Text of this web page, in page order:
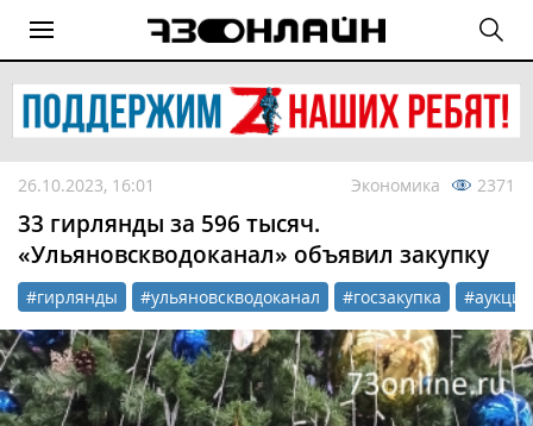
26.10.2023, 16:01 Экономика 2371
33 гирлянды за 596 тысяч.
«Ульяновскводоканал» объявил закупку
#гирлянды #ульяновскводоканал #госзакупка